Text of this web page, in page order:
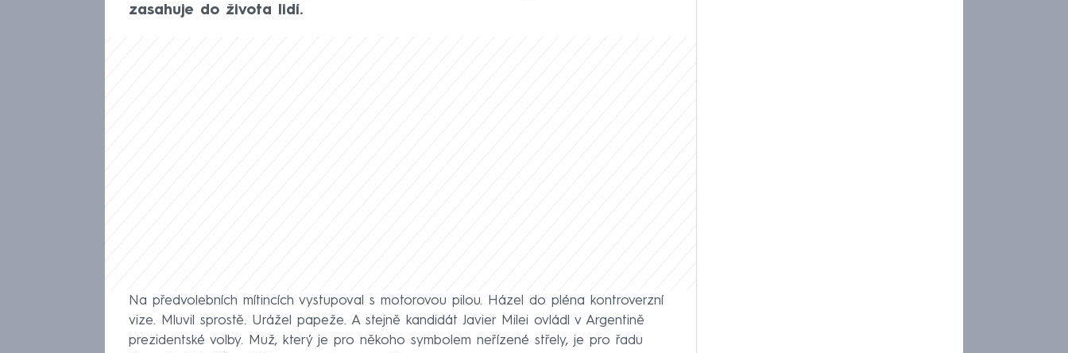
zasahuje do života lidí.
Na předvolebních mítincích vystupoval s motorovou pilou. Házel do pléna kontroverzní
vize. Mluvil sprostě. Urážel papeže. A stejně kandidát Javier Milei ovládl v Argentině
prezidentské volby. Muž, který je pro někoho symbolem neřízené střely, je pro řadu